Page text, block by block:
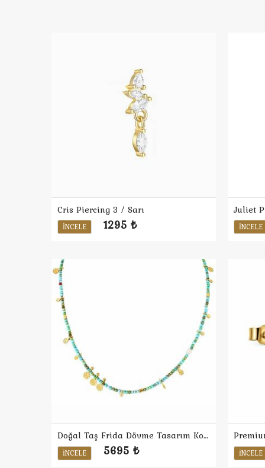
Cris Piercing 3 / Sarı
İNCELE 1295 ₺
Juliet
İNCELE
Doğal Taş Frida Dövme Tasarım Kolye
İNCELE 5695 ₺ İNCELE